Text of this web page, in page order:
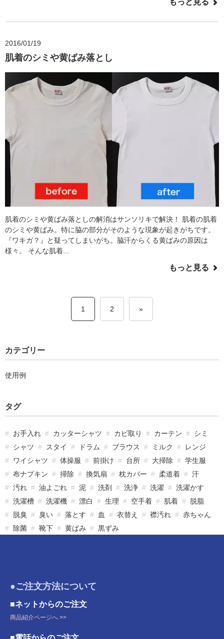
2016/01/19
肌着のシミや黄ばみ落とし
肌着のシミや黄ばみ落としの解消はサンソリキで解決！ 肌着の肌着
のシミや黄ばみ。特に脇の部分がそのような現象が起きがちです。
『ワキガ？』と疑ってしまいがち。脇汗からくる黄ばみの原因は
様々。 そんな肌着...
もっと見る
1 2 »
カテゴリー
使用例
タグ
お手入れ カッターシャツ カビ取り カーテン
シミ
シャツ
スタイ ドラム ブラウス ミルク
レンジ
ワイシャツ
体操服 前掛け 台所 大掃除
学生服
布ナプキン
掃除 換気扇 枕カバー 柔道着
汗
汚れ
油よごれ 泥 洗剤 洗浄 洗濯
洗濯かす
洗濯槽
洗濯機 漂白 生理 空手着 肌着
脱脂
脱臭
臭い 落とす 血 衣替え 襟汚れ
赤ちゃん
除菌
靴下 黄ばみ 黒ずみ
●ご注文方法について
■ネットからのご注文
商品紹介ページへ >>